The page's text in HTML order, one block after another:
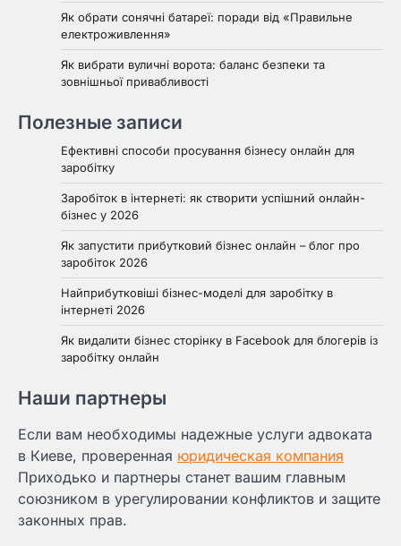
Як обрати сонячні батареї: поради від «Правильне
електроживлення»
Як вибрати вуличні ворота: баланс безпеки та
зовнішньої привабливості
Полезные записи
Ефективні способи просування бізнесу онлайн для
заробітку
Заробіток в інтернеті: як створити успішний онлайн-
бізнес у 2026
Як запустити прибутковий бізнес онлайн – блог про
заробіток 2026
Найприбутковіші бізнес-моделі для заробітку в
інтернеті 2026
Як видалити бізнес сторінку в Facebook для блогерів із
заробітку онлайн
Наши партнеры
Если вам необходимы надежные услуги адвоката
в Киеве, проверенная юридическая компания
Приходько и партнеры станет вашим главным
союзником в урегулировании конфликтов и защите
законных прав.